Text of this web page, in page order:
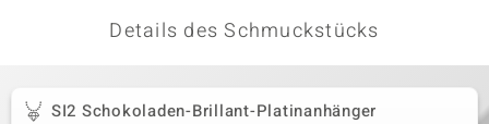
Details des Schmuckstücks
SI2 Schokoladen-Brillant-Platinanhänger